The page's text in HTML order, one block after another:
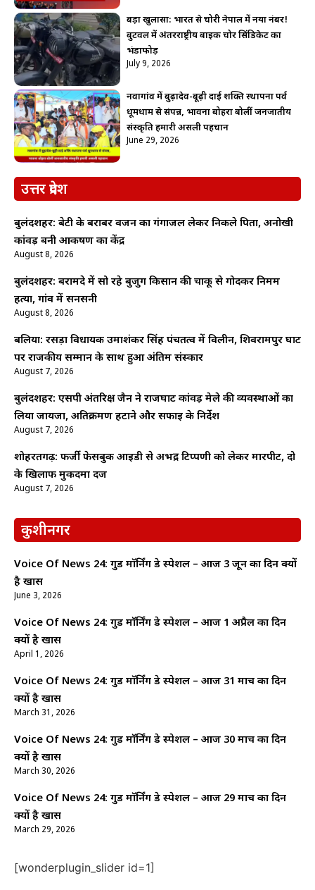
बड़ा खुलासा: भारत से चोरी नेपाल में नया नंबर!
बुटवल में अंतरराष्ट्रीय बाइक चोर सिंडिकेट का
भंडाफोड़
July 9, 2026
नवागांव में बुढ़ादेव-बूढ़ी दाई शक्ति स्थापना पर्व
धूमधाम से संपन्न, भावना बोहरा बोलीं जनजातीय
संस्कृति हमारी असली पहचान
June 29, 2026
उत्तर प्रदेश
बुलंदशहर: बेटी के बराबर वजन का गंगाजल लेकर निकले पिता, अनोखी
कांवड़ बनी आकर्षण का केंद्र
August 8, 2026
बुलंदशहर: बरामदे में सो रहे बुजुर्ग किसान की चाकू से गोदकर निर्मम
हत्या, गांव में सनसनी
August 8, 2026
बलिया: रसड़ा विधायक उमाशंकर सिंह पंचतत्व में विलीन, शिवरामपुर घाट
पर राजकीय सम्मान के साथ हुआ अंतिम संस्कार
August 7, 2026
बुलंदशहर: एसपी अंतरिक्ष जैन ने राजघाट कांवड़ मेले की व्यवस्थाओं का
लिया जायजा, अतिक्रमण हटाने और सफाई के निर्देश
August 7, 2026
शोहरतगढ़: फर्जी फेसबुक आईडी से अभद्र टिप्पणी को लेकर मारपीट, दो
के खिलाफ मुकदमा दर्ज
August 7, 2026
कुशीनगर
Voice Of News 24: गुड माॅर्निंग डे स्पेशल – आज 3 जून का दिन क्यों
है खास
June 3, 2026
Voice Of News 24: गुड माॅर्निंग डे स्पेशल – आज 1 अप्रैल का दिन
क्यों है खास
April 1, 2026
Voice Of News 24: गुड माॅर्निंग डे स्पेशल – आज 31 मार्च का दिन
क्यों है खास
March 31, 2026
Voice Of News 24: गुड माॅर्निंग डे स्पेशल – आज 30 मार्च का दिन
क्यों है खास
March 30, 2026
Voice Of News 24: गुड माॅर्निंग डे स्पेशल – आज 29 मार्च का दिन
क्यों है खास
March 29, 2026
[wonderplugin_slider id=1]